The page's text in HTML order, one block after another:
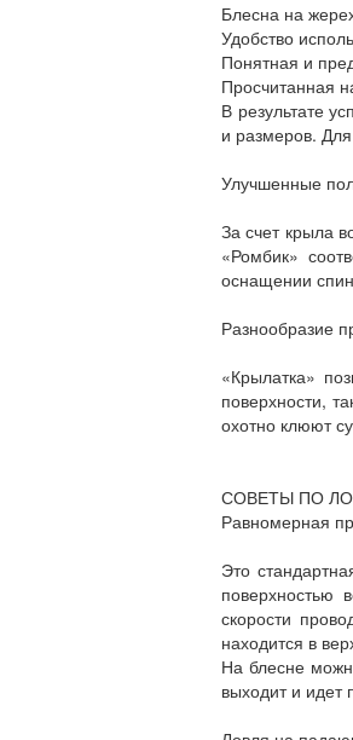
Блесна на
Удобство
Понятная и
Просчитанная
В результате
и размеров.
Улучшенные
За счет крыла
«Ромбик»
оснащении
Разнообразие
«Крылатка»
поверхности,
охотно клюют
СОВЕТЫ ПО
Равномерная
Это
поверхностью
скорости
находится в
На блесне
выходит и идет